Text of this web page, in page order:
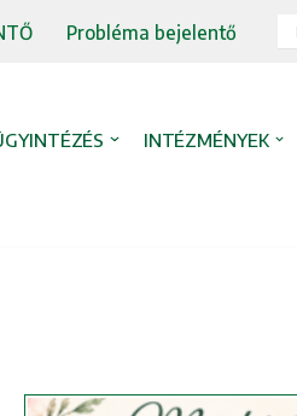
Probléma bejelentő
INTÉZMÉNYEK